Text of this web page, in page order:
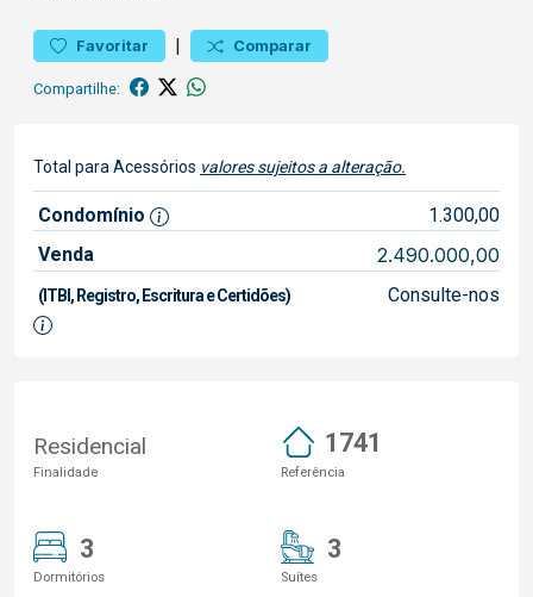
Favoritar | Comparar
Compartilhe:
Total para Acessórios valores sujeitos a alteração.
Condomínio
1.300,00
Venda
2.490.000,00
(ITBI, Registro, Escritura e Certidões) Consulte-nos
Residencial
Finalidade
1741
Referência
3
Dormitórios
3
Suítes